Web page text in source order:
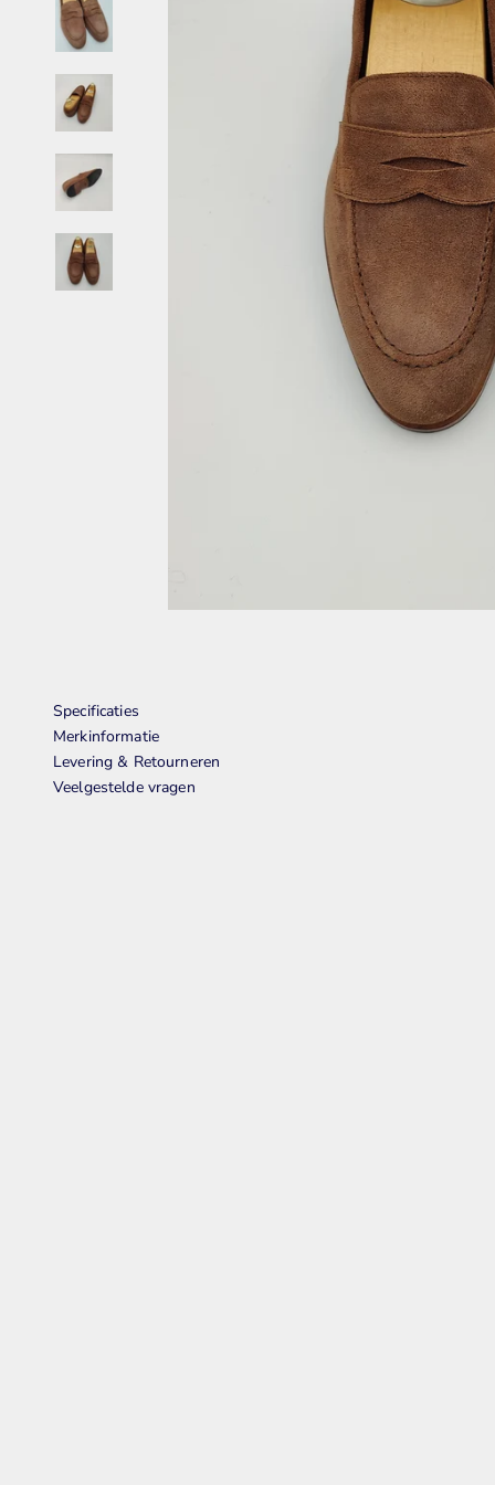
Specificaties
Merkinformatie
Levering & Retourneren
Veelgestelde vragen